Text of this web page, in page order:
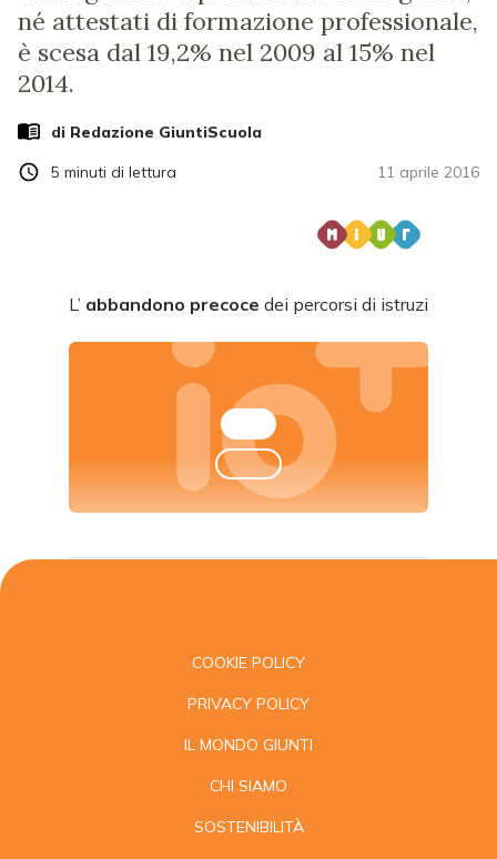
né attestati di formazione professionale,
è scesa dal 19,2% nel 2009 al 15% nel
2014.
di Redazione GiuntiScuola
11 aprile 2016
5 minuti di lettura
L’ abbandono precoce dei percorsi di istruzi
COOKIE POLICY
PRIVACY POLICY
IL MONDO GIUNTI
CHI SIAMO
SOSTENIBILITÀ